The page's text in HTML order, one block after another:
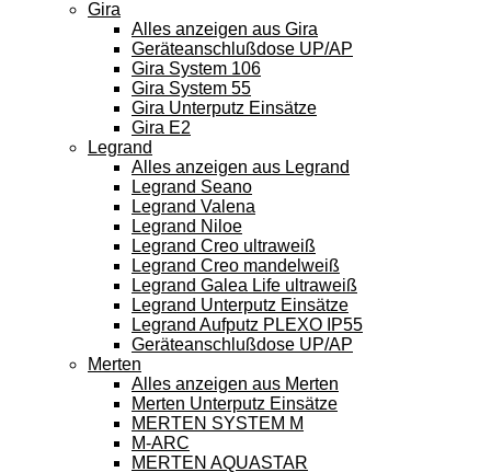
Gira
Alles anzeigen aus Gira
Geräteanschlußdose UP/AP
Gira System 106
Gira System 55
Gira Unterputz Einsätze
Gira E2
Legrand
Alles anzeigen aus Legrand
Legrand Seano
Legrand Valena
Legrand Niloe
Legrand Creo ultraweiß
Legrand Creo mandelweiß
Legrand Galea Life ultraweiß
Legrand Unterputz Einsätze
Legrand Aufputz PLEXO IP55
Geräteanschlußdose UP/AP
Merten
Alles anzeigen aus Merten
Merten Unterputz Einsätze
MERTEN SYSTEM M
M-ARC
MERTEN AQUASTAR